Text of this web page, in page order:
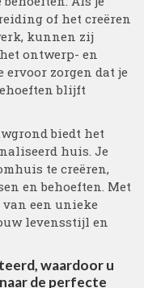
of het creëren
kunnen zij
ontwerp- en
ervoor zorgen dat je
blijft
biedt het
huis. Je
te creëren,
en behoeften. Met
een unieke
levensstijl en
waardoor u
de perfecte